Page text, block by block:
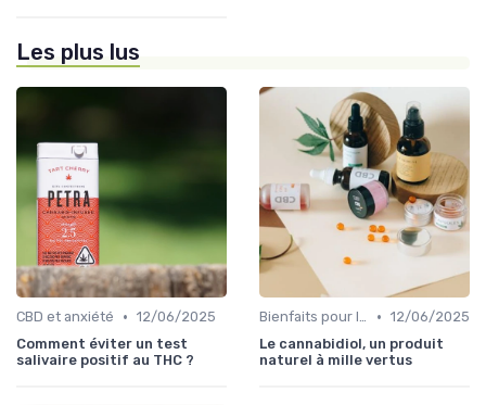
Les plus lus
CBD et anxiété • 12/06/2025
Comment éviter un test
salivaire positif au THC ?
Bienfaits pour la santé • 12/06/2025
Le cannabidiol, un produit
naturel à mille vertus